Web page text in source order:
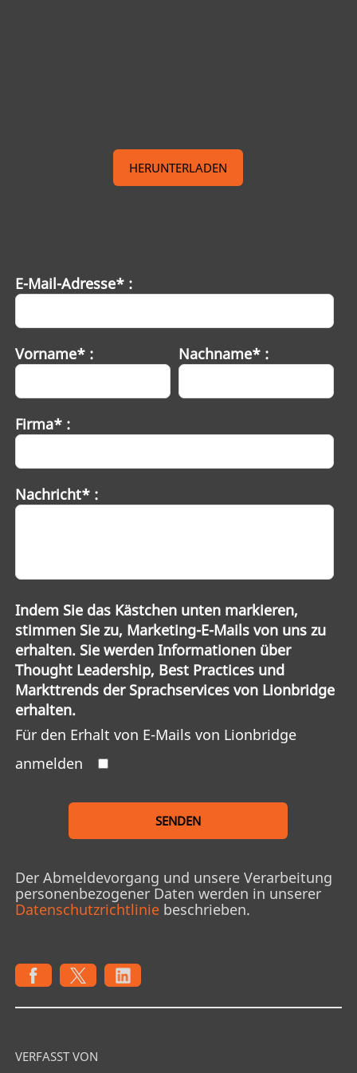
HERUNTERLADEN
E-Mail-Adresse* :
Vorname* : Nachname* :
Firma* :
Nachricht* :
Indem Sie das Kästchen unten markieren,
stimmen Sie zu, Marketing-E-Mails von uns zu
erhalten. Sie werden Informationen über
Thought Leadership, Best Practices und
Markttrends der Sprachservices von Lionbridge
erhalten.
Für den Erhalt von E-Mails von Lionbridge
anmelden
SENDEN
Der Abmeldevorgang und unsere Verarbeitung
personenbezogener Daten werden in unserer
Datenschutzrichtliniebeschrieben.
VERFASST VON